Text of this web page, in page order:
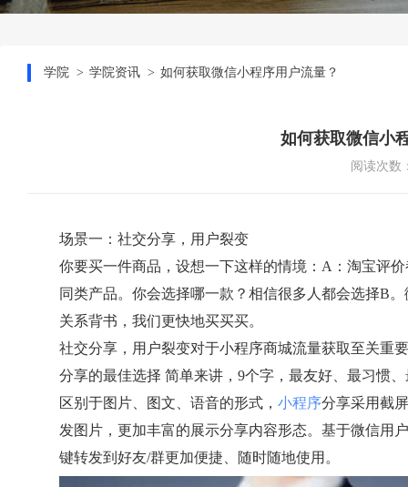
学院 学院资讯 如何获取微信小程序用户流量？
如何获取微信小
阅读次数
场景一：社交分享，用户裂变
你要买一件商品，设想一下这样的情境：A：淘宝评
同类产品。你会选择哪一款？相信很多人都会选择B
关系背书，我们更快地买买买。
社交分享，用户裂变对于小程序商城流量获取至关重
分享的最佳选择 简单来讲，9个字，最友好、最习惯
区别于图片、图文、语音的形式， 小程序分享采用截
发图片，更加丰富的展示分享内容形态。基于微信用
键转发到好友/群更加便捷、随时随地使用。